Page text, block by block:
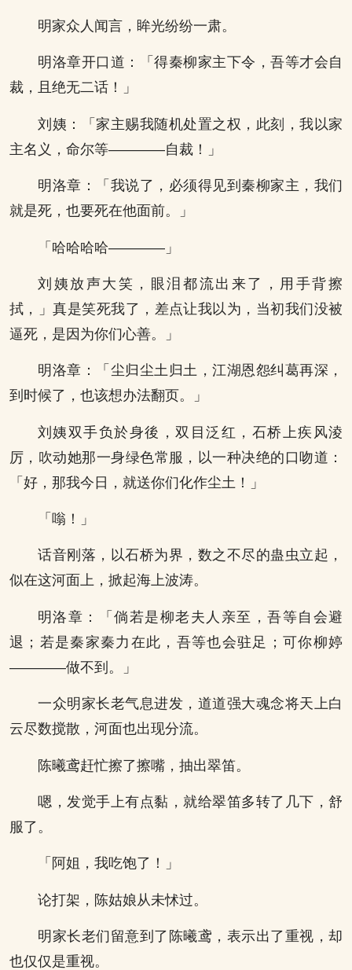
明家众人闻言，眸光纷纷一肃。
明洛章开口道：「得秦柳家主下令，吾等才会自
裁，且绝无二话！」
刘姨：「家主赐我随机处置之权，此刻，我以家
主名义，命尔等————自裁！」
明洛章：「我说了，必须得见到秦柳家主，我们
就是死，也要死在他面前。」
「哈哈哈哈————」
刘姨放声大笑，眼泪都流出来了，用手背擦
拭，」真是笑死我了，差点让我以为，当初我们没被
逼死，是因为你们心善。」
明洛章：「尘归尘土归土，江湖恩怨纠葛再深，
到时候了，也该想办法翻页。」
刘姨双手负於身後，双目泛红，石桥上疾风淩
厉，吹动她那一身绿色常服，以一种决绝的口吻道：
「好，那我今日，就送你们化作尘土！」
「嗡！」
话音刚落，以石桥为界，数之不尽的蛊虫立起，
似在这河面上，掀起海上波涛。
明洛章：「倘若是柳老夫人亲至，吾等自会避
退；若是秦家秦力在此，吾等也会驻足；可你柳婷
————做不到。」
一众明家长老气息进发，道道强大魂念将天上白
云尽数搅散，河面也出现分流。
陈曦鸢赶忙擦了擦嘴，抽出翠笛。
嗯，发觉手上有点黏，就给翠笛多转了几下，舒
服了。
「阿姐，我吃饱了！」
论打架，陈姑娘从未怵过。
明家长老们留意到了陈曦鸢，表示出了重视，却
也仅仅是重视。